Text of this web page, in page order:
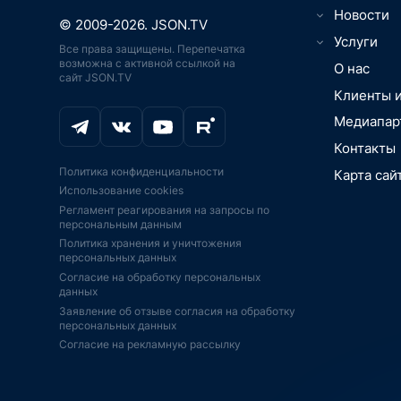
© 2009-2026. JSON.TV
Все права защищены. Перепечатка
возможна с активной ссылкой на
сайт JSON.TV
Политика конфиденциальности
Использование cookies
Регламент реагирования на запросы по
персональным данным
Политика хранения и уничтожения
персональных данных
Согласие на обработку персональных
данных
Заявление об отзыве согласия на обработку
персональных данных
Согласие на рекламную рассылку
Телематика,
связь,
ИТ-рынок,
технологии,
BigData,
IoT, АСУ ТП,
ТВ, видео-,
ИТ, ПО,
интеграция
Транспорт,
автомобили
Аддитивные
Новости
Менеджмент
Дроны,
вещей,
Аддитивные
Услуги
О НАС
РЫНКИ.
IPO,
О нас
Клиенты
Контакты
Карта